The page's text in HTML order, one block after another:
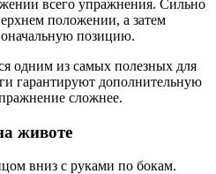
всего упражнения. Сильно
положении, а затем
позицию.
одним из самых полезных для
гарантируют дополнительную
сложнее.
животе
вниз с руками по бокам.